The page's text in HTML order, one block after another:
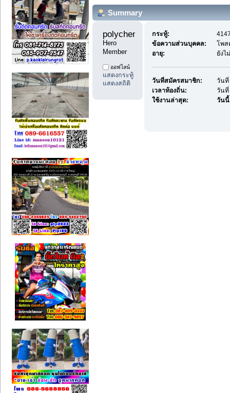
Summary
polychemicals9
Hero
Member
ออฟไลน์
แสดงกระทู้
แสดงสถิติ
กระทู้:
ข้อความส่วนบุคคล:
โพ
อายุ:
ยังไ
วันที่สมัครสมาชิก:
วันที่
เวลาท้องถิ่น:
วันที่
ใช้งานล่าสุด:
วันนี้